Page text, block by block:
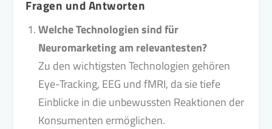
Fragen und Antworten
Welche Technologien sind für
Neuromarketing am relevantesten?
Zu den wichtigsten Technologien gehören
Eye-Tracking, EEG und fMRI, da sie tiefe
Einblicke in die unbewussten Reaktionen der
Konsumenten ermöglichen.